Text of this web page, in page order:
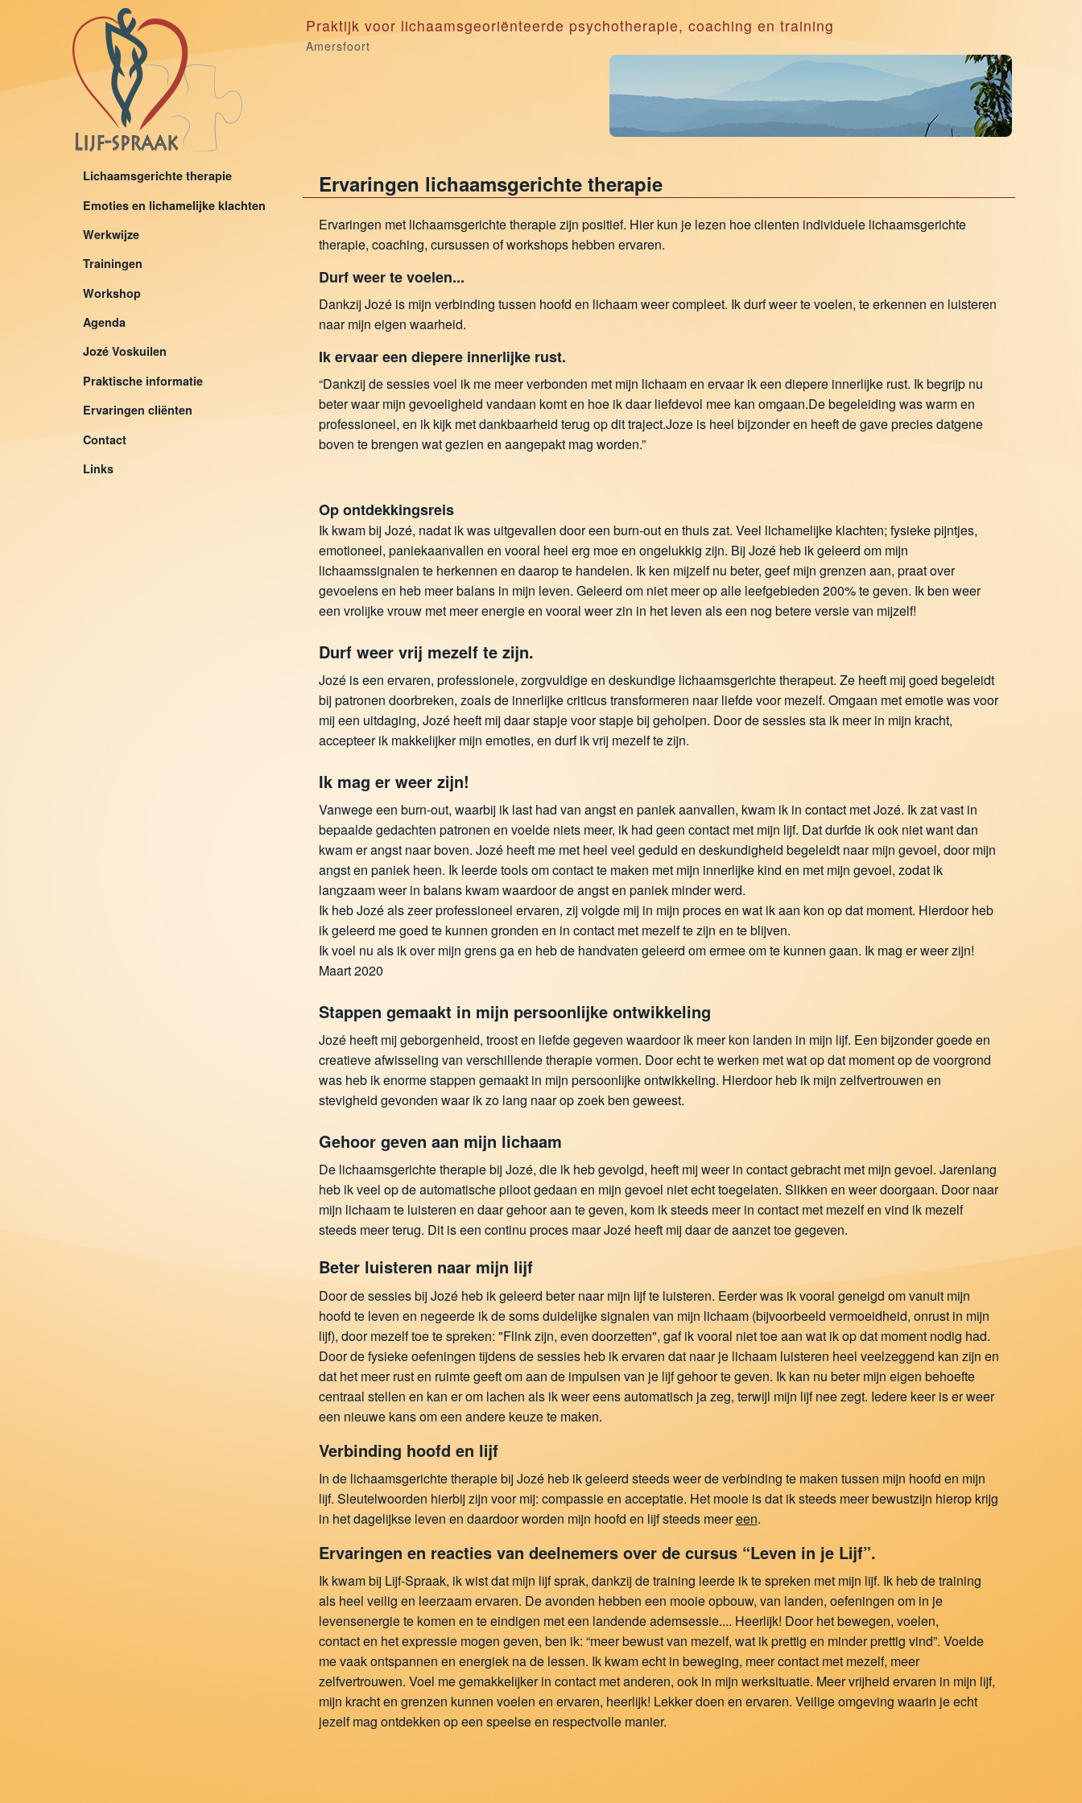
Praktijk voor lichaamsgeoriënteerde psychotherapie, coaching en training
Amersfoort
Lichaamsgerichte therapie
Emoties en lichamelijke klachten
Werkwijze
Trainingen
Workshop
Agenda
Jozé Voskuilen
Praktische informatie
Ervaringen cliënten
Contact
Links
Ervaringen lichaamsgerichte therapie
Ervaringen met lichaamsgerichte therapie zijn positief. Hier kun je lezen hoe clienten individuele lichaamsgerichte
therapie, coaching, cursussen of workshops hebben ervaren.
Durf weer te voelen...
Dankzij Jozé is mijn verbinding tussen hoofd en lichaam weer compleet. Ik durf weer te voelen, te erkennen en luisteren
naar mijn eigen waarheid.
Ik ervaar een diepere innerlijke rust.
“Dankzij de sessies voel ik me meer verbonden met mijn lichaam en ervaar ik een diepere innerlijke rust. Ik begrijp nu
beter waar mijn gevoeligheid vandaan komt en hoe ik daar liefdevol mee kan omgaan.De begeleiding was warm en
professioneel, en ik kijk met dankbaarheid terug op dit traject.Joze is heel bijzonder en heeft de gave precies datgene
boven te brengen wat gezien en aangepakt mag worden.”
Op ontdekkingsreis
Ik kwam bij Jozé, nadat ik was uitgevallen door een burn-out en thuis zat. Veel lichamelijke klachten; fysieke pijntjes,
emotioneel, paniekaanvallen en vooral heel erg moe en ongelukkig zijn. Bij Jozé heb ik geleerd om mijn
lichaamssignalen te herkennen en daarop te handelen. Ik ken mijzelf nu beter, geef mijn grenzen aan, praat over
gevoelens en heb meer balans in mijn leven. Geleerd om niet meer op alle leefgebieden 200% te geven. Ik ben weer
een vrolijke vrouw met meer energie en vooral weer zin in het leven als een nog betere versie van mijzelf!
Durf weer vrij mezelf te zijn.
Jozé is een ervaren, professionele, zorgvuldige en deskundige lichaamsgerichte therapeut. Ze heeft mij goed begeleidt
bij patronen doorbreken, zoals de innerlijke criticus transformeren naar liefde voor mezelf. Omgaan met emotie was voor
mij een uitdaging, Jozé heeft mij daar stapje voor stapje bij geholpen. Door de sessies sta ik meer in mijn kracht,
accepteer ik makkelijker mijn emoties, en durf ik vrij mezelf te zijn.
Ik mag er weer zijn!
Vanwege een burn-out, waarbij ik last had van angst en paniek aanvallen, kwam ik in contact met Jozé. Ik zat vast in
bepaalde gedachten patronen en voelde niets meer, ik had geen contact met mijn lijf. Dat durfde ik ook niet want dan
kwam er angst naar boven. Jozé heeft me met heel veel geduld en deskundigheid begeleidt naar mijn gevoel, door mijn
angst en paniek heen. Ik leerde tools om contact te maken met mijn innerlijke kind en met mijn gevoel, zodat ik
langzaam weer in balans kwam waardoor de angst en paniek minder werd.
Ik heb Jozé als zeer professioneel ervaren, zij volgde mij in mijn proces en wat ik aan kon op dat moment. Hierdoor heb
ik geleerd me goed te kunnen gronden en in contact met mezelf te zijn en te blijven.
Ik voel nu als ik over mijn grens ga en heb de handvaten geleerd om ermee om te kunnen gaan. Ik mag er weer zijn!
Maart 2020
Stappen gemaakt in mijn persoonlijke ontwikkeling
Jozé heeft mij geborgenheid, troost en liefde gegeven waardoor ik meer kon landen in mijn lijf. Een bijzonder goede en
creatieve afwisseling van verschillende therapie vormen. Door echt te werken met wat op dat moment op de voorgrond
was heb ik enorme stappen gemaakt in mijn persoonlijke ontwikkeling. Hierdoor heb ik mijn zelfvertrouwen en
stevigheid gevonden waar ik zo lang naar op zoek ben geweest.
Gehoor geven aan mijn lichaam
De lichaamsgerichte therapie bij Jozé, die ik heb gevolgd, heeft mij weer in contact gebracht met mijn gevoel. Jarenlang
heb ik veel op de automatische piloot gedaan en mijn gevoel niet echt toegelaten. Slikken en weer doorgaan. Door naar
mijn lichaam te luisteren en daar gehoor aan te geven, kom ik steeds meer in contact met mezelf en vind ik mezelf
steeds meer terug. Dit is een continu proces maar Jozé heeft mij daar de aanzet toe gegeven.
Beter luisteren naar mijn lijf
Door de sessies bij Jozé heb ik geleerd beter naar mijn lijf te luisteren. Eerder was ik vooral geneigd om vanuit mijn
hoofd te leven en negeerde ik de soms duidelijke signalen van mijn lichaam (bijvoorbeeld vermoeidheid, onrust in mijn
lijf), door mezelf toe te spreken: "Flink zijn, even doorzetten", gaf ik vooral niet toe aan wat ik op dat moment nodig had.
Door de fysieke oefeningen tijdens de sessies heb ik ervaren dat naar je lichaam luisteren heel veelzeggend kan zijn en
dat het meer rust en ruimte geeft om aan de impulsen van je lijf gehoor te geven. Ik kan nu beter mijn eigen behoefte
centraal stellen en kan er om lachen als ik weer eens automatisch ja zeg, terwijl mijn lijf nee zegt. Iedere keer is er weer
een nieuwe kans om een andere keuze te maken.
Verbinding hoofd en lijf
In de lichaamsgerichte therapie bij Jozé heb ik geleerd steeds weer de verbinding te maken tussen mijn hoofd en mijn
lijf. Sleutelwoorden hierbij zijn voor mij: compassie en acceptatie. Het mooie is dat ik steeds meer bewustzijn hierop krijg
in het dagelijkse leven en daardoor worden mijn hoofd en lijf steeds meereen.
Ervaringen en reacties van deelnemers over de cursus “Leven in je Lijf”.
Ik kwam bij Lijf-Spraak, ik wist dat mijn lijf sprak, dankzij de training leerde ik te spreken met mijn lijf. Ik heb de training
als heel veilig en leerzaam ervaren. De avonden hebben een mooie opbouw, van landen, oefeningen om in je
levensenergie te komen en te eindigen met een landende ademsessie.... Heerlijk! Door het bewegen, voelen,
contact en het expressie mogen geven, ben ik: “meer bewust van mezelf, wat ik prettig en minder prettig vind”. Voelde
me vaak ontspannen en energiek na de lessen. Ik kwam echt in beweging, meer contact met mezelf, meer
zelfvertrouwen. Voel me gemakkelijker in contact met anderen, ook in mijn werksituatie. Meer vrijheid ervaren in mijn lijf,
mijn kracht en grenzen kunnen voelen en ervaren, heerlijk! Lekker doen en ervaren. Veilige omgeving waarin je echt
jezelf mag ontdekken op een speelse en respectvolle manier.